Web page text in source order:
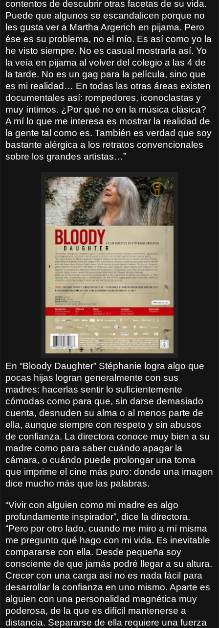
contentos de descubrir otras facetas de su vida.
Puede que algunos se escandalicen porque no
les gusta ver a Martha Argerich en pijama. Pero
ése es su problema, no el mío. Es así como yo la
he visto siempre. No es casual mostrarla así. Yo
la veía en pijama al volver del colegio a las 4 de
la tarde. No es un gag para la película, sino que
es mi realidad… En todas las otras áreas existen
documentales así: rompedores, iconoclastas y
muy íntimos. ¿Por qué no en la música clásica?
A mí lo que me interesa es mostrar la realidad de
la gente tal como es. También es verdad que soy
bastante alérgica a los retratos convencionales
sobre los grandes artistas…”
En “Bloody Daughter” Stéphanie logra algo que
pocas hijas logran generalmente con sus
madres: hacerlas sentir lo suficientemente
cómodas como para que, sin darse demasiado
cuenta, desnuden su alma o al menos parte de
ella, aunque siempre con respeto y sin abusos
de confianza. La directora conoce muy bien a su
madre como para saber cuándo apagar la
cámara, o cuándo puede prolongar una toma
que imprime el cine más puro: donde una imagen
dice mucho más que las palabras.
“Vivir con alguien como mi madre es algo
profundamente inspirador”, dice la directora.
“Pero por otro lado, cuando me miro a mí misma
me pregunto qué hago con mi vida. Es inevitable
compararse con ella. Desde pequeña soy
consciente de que jamás podré llegar a su altura.
Crecer con una carga así no es nada fácil para
desarrollar la confianza en uno mismo. Aparte es
alguien con una personalidad magnética muy
poderosa, de la que es difícil mantenerse a
distancia. Separarse de ella requiere una fuerza